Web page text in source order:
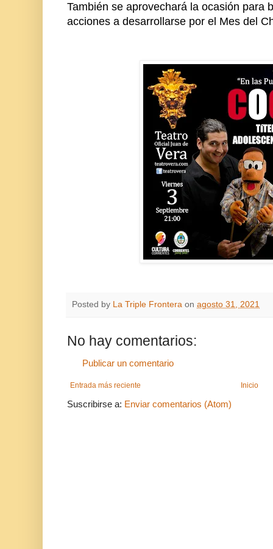
También se aprovechará la ocasión para
acciones a desarrollarse por el Mes del
Posted by La Triple Frontera on agosto 31, 2021
No hay comentarios:
Publicar un comentario
Entrada más reciente Inicio
Suscribirse a: Enviar comentarios (Atom)